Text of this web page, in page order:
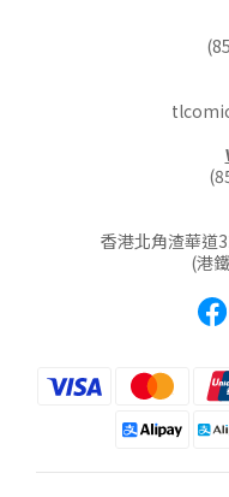
香港北角渣華道
(港